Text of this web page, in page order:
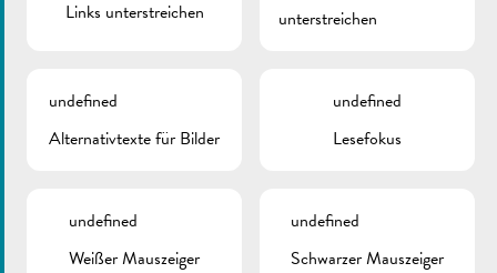
Mitteilung RGTR – Buslinien
ZURÜCK
Links unterstreichen
unterstreichen
undefined
Alternativtexte für Bilder
undefined
Lesefokus
undefined
Weißer Mauszeiger
undefined
Schwarzer Mauszeiger